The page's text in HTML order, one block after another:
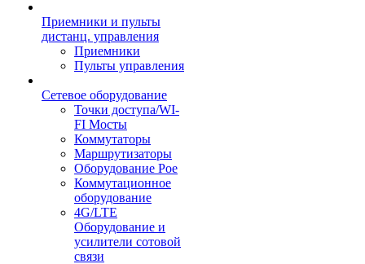
Приемники и пульты
дистанц. управления
Приемники
Пульты управления
Сетевое оборудование
Точки доступа/WI-
FI Мосты
Коммутаторы
Маршрутизаторы
Оборудование Poe
Коммутационное
оборудование
4G/LTE
Оборудование и
усилители сотовой
связи